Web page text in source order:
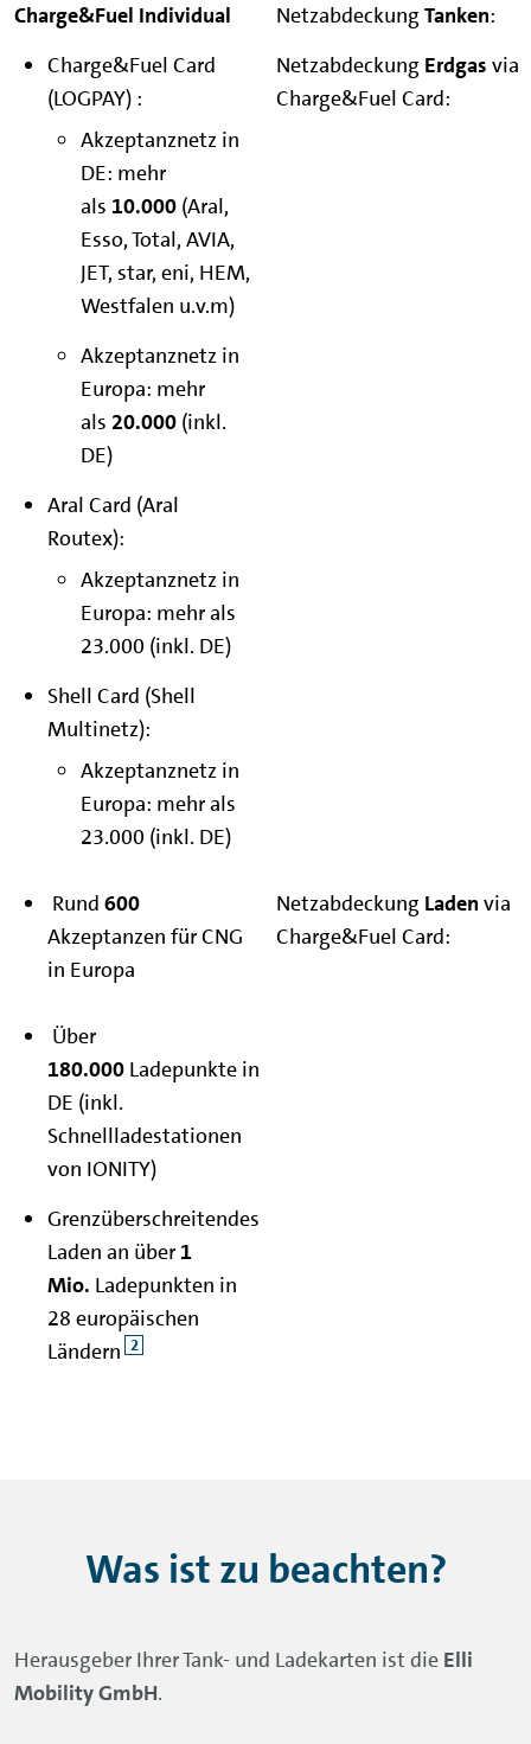
Netzabdeckung Tanken:
Charge&Fuel Card
(LOGPAY) :
Akzeptanznetz in
DE: mehr
als 10.000 (Aral,
Esso, Total, AVIA,
JET, star, eni, HEM,
Westfalen u.v.m)
Akzeptanznetz in
Europa: mehr
als 20.000 (inkl.
DE)
Aral Card (Aral
Routex):
Akzeptanznetz in
Europa: mehr als
23.000 (inkl. DE)
Shell Card (Shell
Multinetz):
Akzeptanznetz in
Europa: mehr als
23.000 (inkl. DE)
Netzabdeckung Erdgas via
Charge&Fuel Card:
Rund 600
Akzeptanzen für CNG
in Europa
Netzabdeckung Laden via
Charge&Fuel Card:
Über
180.000 Ladepunkte in
DE (inkl.
Schnellladestationen
von IONITY)
Grenzüberschreitendes
Laden an über 1
Mio. Ladepunkten in
28 europäischen
Ländern 2
Was ist zu beachten?
Herausgeber Ihrer Tank- und Ladekarten ist die Elli
Mobility GmbH.